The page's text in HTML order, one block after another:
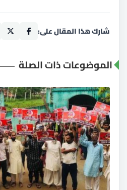
شارك هذا المقال على:
الموضوعات ذات الصلة